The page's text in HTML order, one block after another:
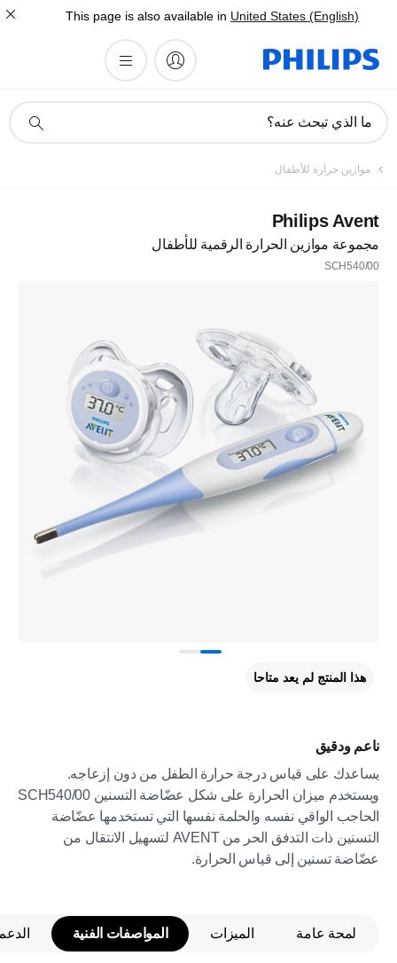
This page is also available in United States (English)
دعم
ما الذي تبحث عنه؟
موازين حرارة للأطفال
Philips Avent
مجموعة موازين الحرارة الرقمية للأطفال
SCH540/00
ناعم ودقيق
يساعدك على قياس درجة حرارة الطفل من دون إزعاجه.
ويستخدم ميزان الحرارة على شكل عضّاضة التسنين SCH540/00
الحاجب الواقي نفسه والحلمة نفسها التي تستخدمها عضّاضة
التسنين ذات التدفق الحر من AVENT لتسهيل الانتقال من
عضّاضة تسنين إلى قياس الحرارة.
هذا المنتج لم يعد متاحا
لمحة عامة الميزات المواصفات الفنية